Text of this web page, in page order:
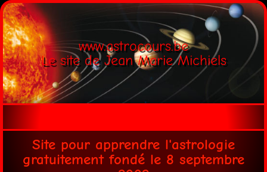
www.astrocours.be
Le site de Jean Marie Michiels
Site pour apprendre l'astrologie
gratuitement fondé le 8 septembre